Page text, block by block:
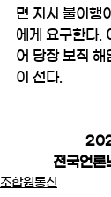
면 지시 불이행
에게 요구한다.
어 당장 보직 해
이 선다.
전국언
조합원통신